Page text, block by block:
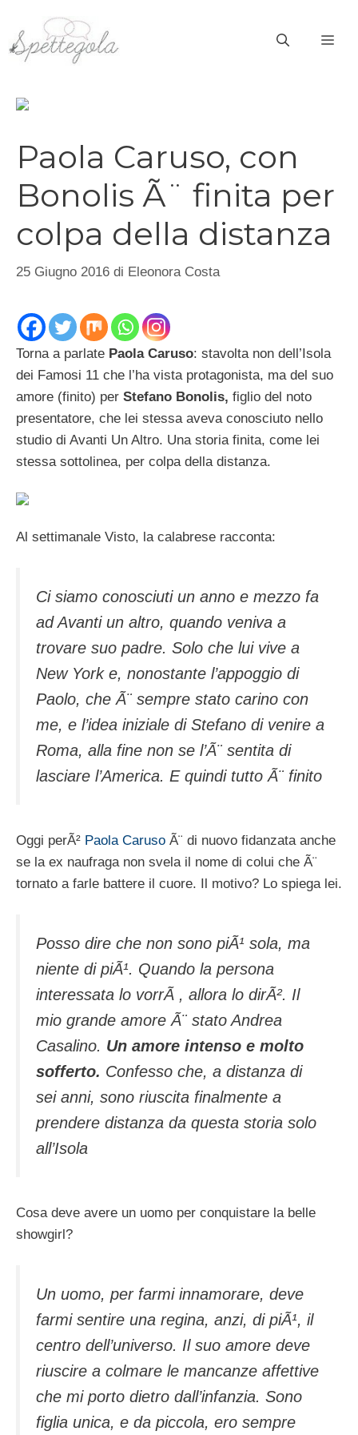
contenuto
Paola Caruso, con
Bonolis Ã¨ finita per
colpa della distanza
25 Giugno 2016 di Eleonora Costa
Torna a parlate Paola Caruso: stavolta non dell’Isola
dei Famosi 11 che l’ha vista protagonista, ma del suo
amore (finito) per Stefano Bonolis, figlio del noto
presentatore, che lei stessa aveva conosciuto nello
studio di Avanti Un Altro. Una storia finita, come lei
stessa sottolinea, per colpa della distanza.
Al settimanale Visto, la calabrese racconta:
Ci siamo conosciuti un anno e mezzo fa
ad Avanti un altro, quando veniva a
trovare suo padre. Solo che lui vive a
New York e, nonostante l’appoggio di
Paolo, che Ã¨ sempre stato carino con
me, e l’idea iniziale di Stefano di venire a
Roma, alla fine non se l’Ã¨ sentita di
lasciare l’America. E quindi tutto Ã¨ finito
Oggi perÃ² Paola Caruso Ã¨ di nuovo fidanzata anche
se la ex naufraga non svela il nome di colui che Ã¨
tornato a farle battere il cuore. Il motivo? Lo spiega lei.
Posso dire che non sono piÃ¹ sola, ma
niente di piÃ¹. Quando la persona
interessata lo vorrÃ , allora lo dirÃ². Il
mio grande amore Ã¨ stato Andrea
Casalino. Un amore intenso e molto
sofferto. Confesso che, a distanza di
sei anni, sono riuscita finalmente a
prendere distanza da questa storia solo
all’Isola
Cosa deve avere un uomo per conquistare la belle
showgirl?
Un uomo, per farmi innamorare, deve
farmi sentire una regina, anzi, di piÃ¹, il
centro dell’universo. Il suo amore deve
riuscire a colmare le mancanze affettive
che mi porto dietro dall’infanzia. Sono
figlia unica, e da piccola, ero sempre